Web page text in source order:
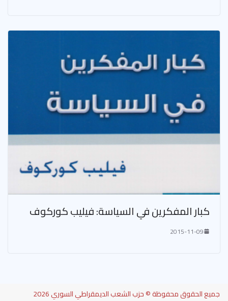
كبار المفكرين في السياسة: فيليب كوركوف
2015-11-09
جميع الحقوق محفوظة © حزب الشعب الديمقراطي السوري 2026